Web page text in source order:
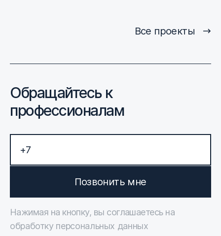
Все проекты
Обращайтесь к
профессионалам
Позвонить мне
Нажимая на кнопку, вы соглашаетесь на
обработку персональных данных